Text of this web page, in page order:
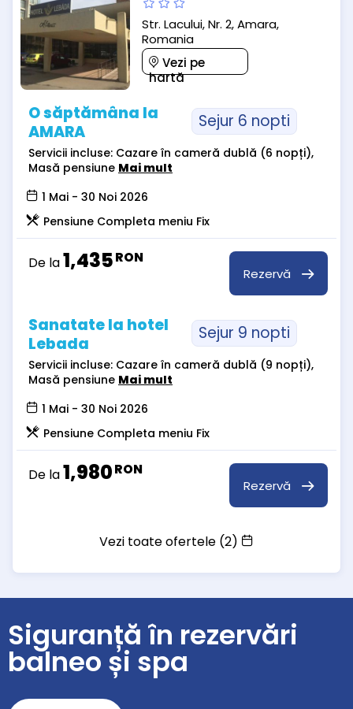
Str. Lacului, Nr. 2, Amara,
Romania
Vezi pe
hartă
O săptămâna la
AMARA
Sejur 6 nopti
Servicii incluse: Cazare în cameră dublă (6 nopți),
Masă pensiune Mai mult
1 Mai - 30 Noi 2026
Pensiune Completa meniu Fix
De la1,435RON
Rezervă
Sanatate la hotel
Lebada
Sejur 9 nopti
Servicii incluse: Cazare în cameră dublă (9 nopți),
Masă pensiune Mai mult
1 Mai - 30 Noi 2026
Pensiune Completa meniu Fix
De la1,980RON
Rezervă
Vezi toate ofertele (2)
Siguranță în rezervări
balneo și spa